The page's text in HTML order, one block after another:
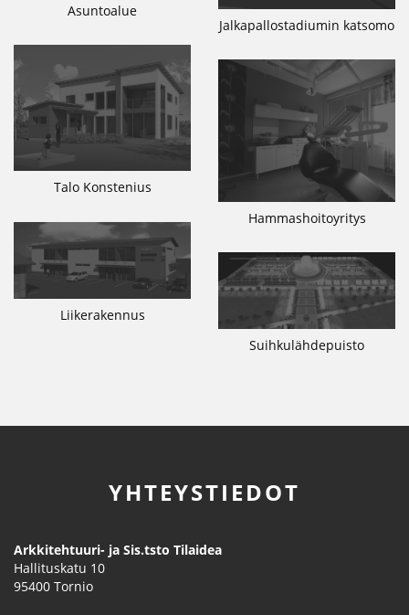
Asuntoalue
Jalkapallostadiumin katsomo
Talo Konstenius
Hammashoitoyritys
Liikerakennus
Suihkulähdepuisto
YHTEYSTIEDOT
Arkkitehtuuri- ja Sis.tsto Tilaidea
Hallituskatu 10
95400 Tornio